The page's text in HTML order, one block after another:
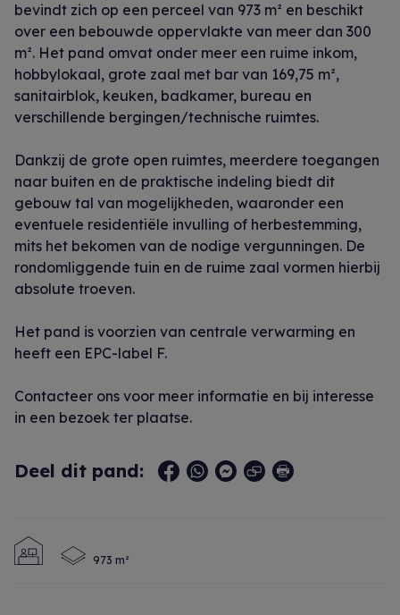
bevindt zich op een perceel van 973 m² en beschikt
over een bebouwde oppervlakte van meer dan 300
m². Het pand omvat onder meer een ruime inkom,
hobbylokaal, grote zaal met bar van 169,75 m²,
sanitairblok, keuken, badkamer, bureau en
verschillende bergingen/technische ruimtes.
Dankzij de grote open ruimtes, meerdere toegangen
naar buiten en de praktische indeling biedt dit
gebouw tal van mogelijkheden, waaronder een
eventuele residentiële invulling of herbestemming,
mits het bekomen van de nodige vergunningen. De
rondomliggende tuin en de ruime zaal vormen hierbij
absolute troeven.
Het pand is voorzien van centrale verwarming en
heeft een EPC-label F.
Contacteer ons voor meer informatie en bij interesse
in een bezoek ter plaatse.
Deel dit pand:
973 m²